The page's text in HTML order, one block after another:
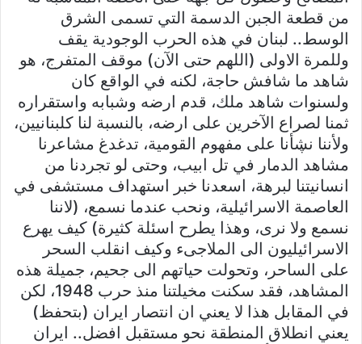
من قطعة الجبن الدسمة التي تسمى الشرق
الوسط.. لبنان في هذه الحرب الوجودية يقف
وللمرة الاولى (اللهم حتى الآن) موقف المتفرج، هو
شاهد ما شافش حاجة، لكنه في الواقع كان
ولسنوات شاهد ملك، قدم ارضه وشبابه واستقراره
ثمنا لصراع الآخرين على ارضه، بالنسبة لنا كلبنانيين،
ولأننا نڜأنا على مفهوم القومية، تدغدغ مشاعرنا
مشاهد الدمار في تل ابيب، وحتى لو تجردنا من
انسانيتنا لبرهة، اسعدنا خبر استهداف مستشفى في
العاصمة الاسرائيلية، ونحب عندما نسمع، (لاننا
نسمع ولا نرى، وهذا يطرح اسئلة كثيرة) كيف يهرع
الاسرائيليون الى الملاجىء وكيف انقلب السحر
على الساحر، وتحولت حياتهم الى جحيم، جميلة هذه
المشاهد، فقد سكنت مخيلتنا منذ حرب 1948، لكن
في المقابل هذا لا يعني ان انتصار ايران (بتحفظ)
يعني انطلاق المنطقة نحو مستقبل افضل.. ايران